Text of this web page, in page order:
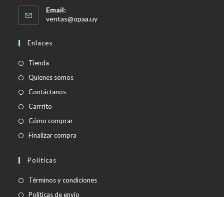
Email:
ventas@opaa.uySe
Enlaces
Tienda
Quienes somos
Contáctanos
Carrrito
Cómo comprar
Finalizar compra
Políticas
Términos y condicionesSe
Políticas de envío